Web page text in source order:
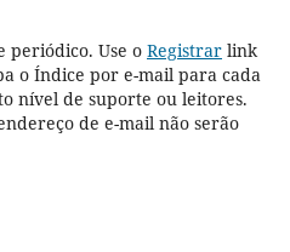
periódico. Use o Registrar link
o Índice por e-mail para cada
nível de suporte ou leitores.
de e-mail não serão